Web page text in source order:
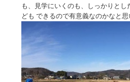
も、見学にいくのも、しっかりとし
ども できるので有意義なのかなと思